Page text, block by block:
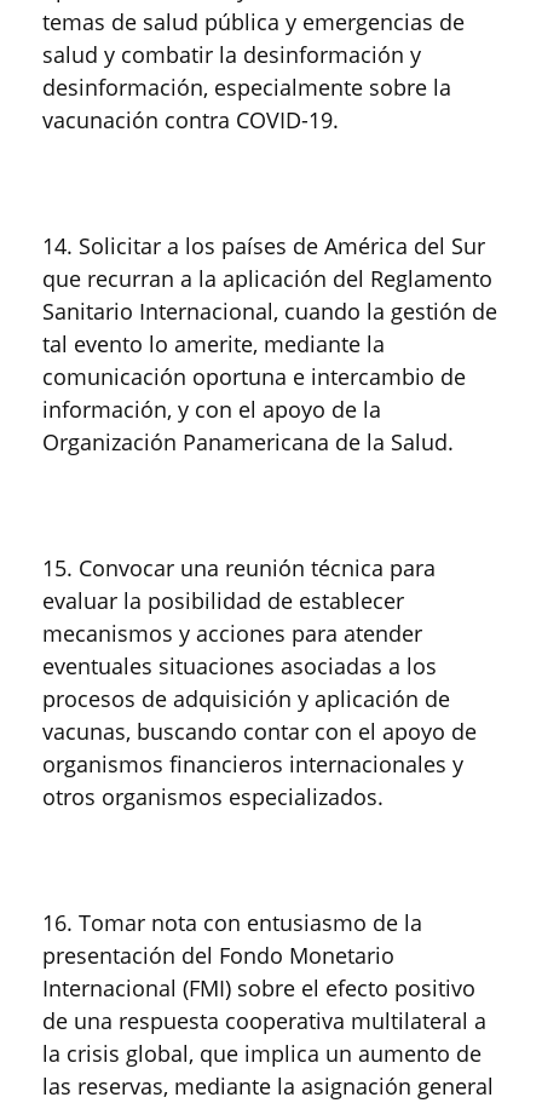
temas de salud pública y emergencias de
salud y combatir la desinformación y
desinformación, especialmente sobre la
vacunación contra COVID-19.
14. Solicitar a los países de América del Sur
que recurran a la aplicación del Reglamento
Sanitario Internacional, cuando la gestión de
tal evento lo amerite, mediante la
comunicación oportuna e intercambio de
información, y con el apoyo de la
Organización Panamericana de la Salud.
15. Convocar una reunión técnica para
evaluar la posibilidad de establecer
mecanismos y acciones para atender
eventuales situaciones asociadas a los
procesos de adquisición y aplicación de
vacunas, buscando contar con el apoyo de
organismos financieros internacionales y
otros organismos especializados.
16. Tomar nota con entusiasmo de la
presentación del Fondo Monetario
Internacional (FMI) sobre el efecto positivo
de una respuesta cooperativa multilateral a
la crisis global, que implica un aumento de
las reservas, mediante la asignación general